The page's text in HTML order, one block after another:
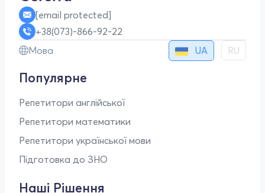
[email protected]
+38(073)-866-92-22
Мова
UA RU
Популярне
Репетитори англійської
Репетитори математики
Репетитори української мови
Підготовка до ЗНО
Наші Рішення